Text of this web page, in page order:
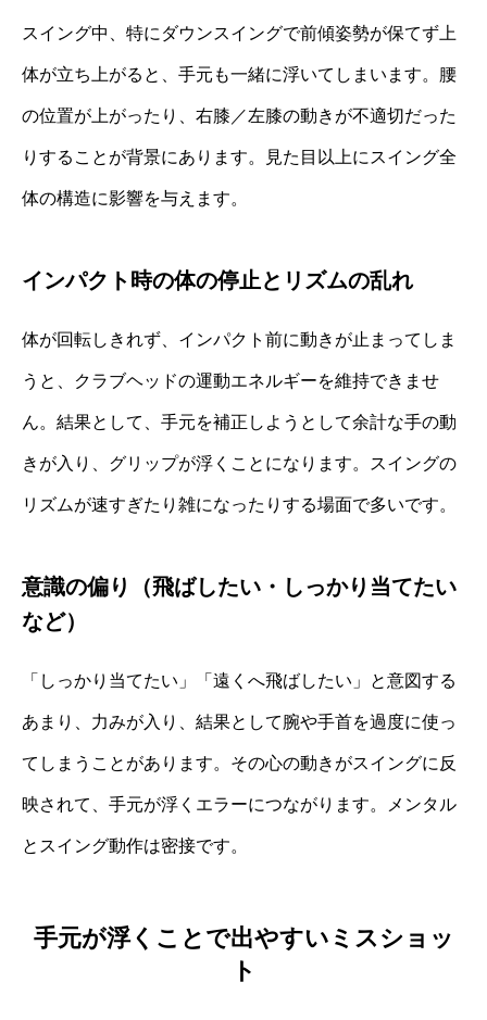
スイング中、特にダウンスイングで前傾姿勢が保てず上
体が立ち上がると、手元も一緒に浮いてしまいます。腰
の位置が上がったり、右膝／左膝の動きが不適切だった
りすることが背景にあります。見た目以上にスイング全
体の構造に影響を与えます。
インパクト時の体の停止とリズムの乱れ
体が回転しきれず、インパクト前に動きが止まってしま
うと、クラブヘッドの運動エネルギーを維持できませ
ん。結果として、手元を補正しようとして余計な手の動
きが入り、グリップが浮くことになります。スイングの
リズムが速すぎたり雑になったりする場面で多いです。
意識の偏り（飛ばしたい・しっかり当てたい
など）
「しっかり当てたい」「遠くへ飛ばしたい」と意図する
あまり、力みが入り、結果として腕や手首を過度に使っ
てしまうことがあります。その心の動きがスイングに反
映されて、手元が浮くエラーにつながります。メンタル
とスイング動作は密接です。
手元が浮くことで出やすいミスショッ
ト